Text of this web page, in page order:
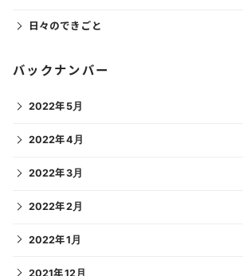
日々のできごと
バックナンバー
2022年5月
2022年4月
2022年3月
2022年2月
2022年1月
2021年12月